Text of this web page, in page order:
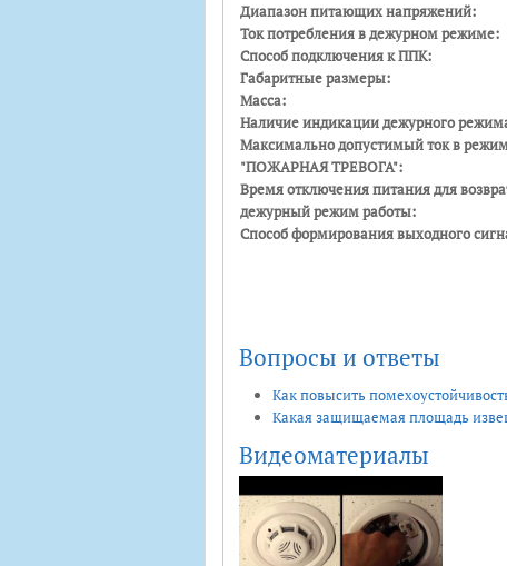
Диапазон питающих напряжений:
Ток потребления в дежурном режиме:
Способ подключения к ППК:
Габаритные размеры:
Масса:
Наличие индикации дежурного
Максимально допустимый ток в
"ПОЖАРНАЯ ТРЕВОГА":
Время отключения питания для
дежурный режим работы:
Способ формирования выходного
Вопросы и ответы
Как повысить
Какая защищаемая площадь
Видеоматериалы